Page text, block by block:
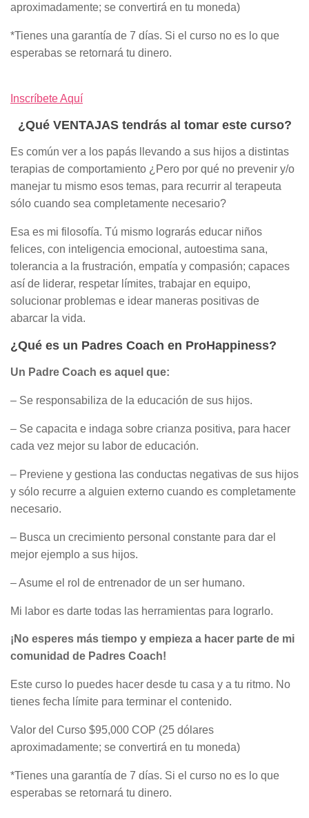
aproximadamente; se convertirá en tu moneda)
*Tienes una garantía de 7 días. Si el curso no es lo que
esperabas se retornará tu dinero.
Inscríbete Aquí
¿Qué VENTAJAS tendrás al tomar este curso?
Es común ver a los papás llevando a sus hijos a distintas
terapias de comportamiento ¿Pero por qué no prevenir y/o
manejar tu mismo esos temas, para recurrir al terapeuta
sólo cuando sea completamente necesario?
Esa es mi filosofía. Tú mismo lograrás educar niños
felices, con inteligencia emocional, autoestima sana,
tolerancia a la frustración, empatía y compasión; capaces
así de liderar, respetar límites, trabajar en equipo,
solucionar problemas e idear maneras positivas de
abarcar la vida.
¿Qué es un Padres Coach en ProHappiness?
Un Padre Coach es aquel que:
– Se responsabiliza de la educación de sus hijos.
– Se capacita e indaga sobre crianza positiva, para hacer
cada vez mejor su labor de educación.
– Previene y gestiona las conductas negativas de sus hijos
y sólo recurre a alguien externo cuando es completamente
necesario.
– Busca un crecimiento personal constante para dar el
mejor ejemplo a sus hijos.
– Asume el rol de entrenador de un ser humano.
Mi labor es darte todas las herramientas para lograrlo.
¡No esperes más tiempo y empieza a hacer parte de mi
comunidad de Padres Coach!
Este curso lo puedes hacer desde tu casa y a tu ritmo. No
tienes fecha límite para terminar el contenido.
Valor del Curso $95,000 COP (25 dólares
aproximadamente; se convertirá en tu moneda)
*Tienes una garantía de 7 días. Si el curso no es lo que
esperabas se retornará tu dinero.